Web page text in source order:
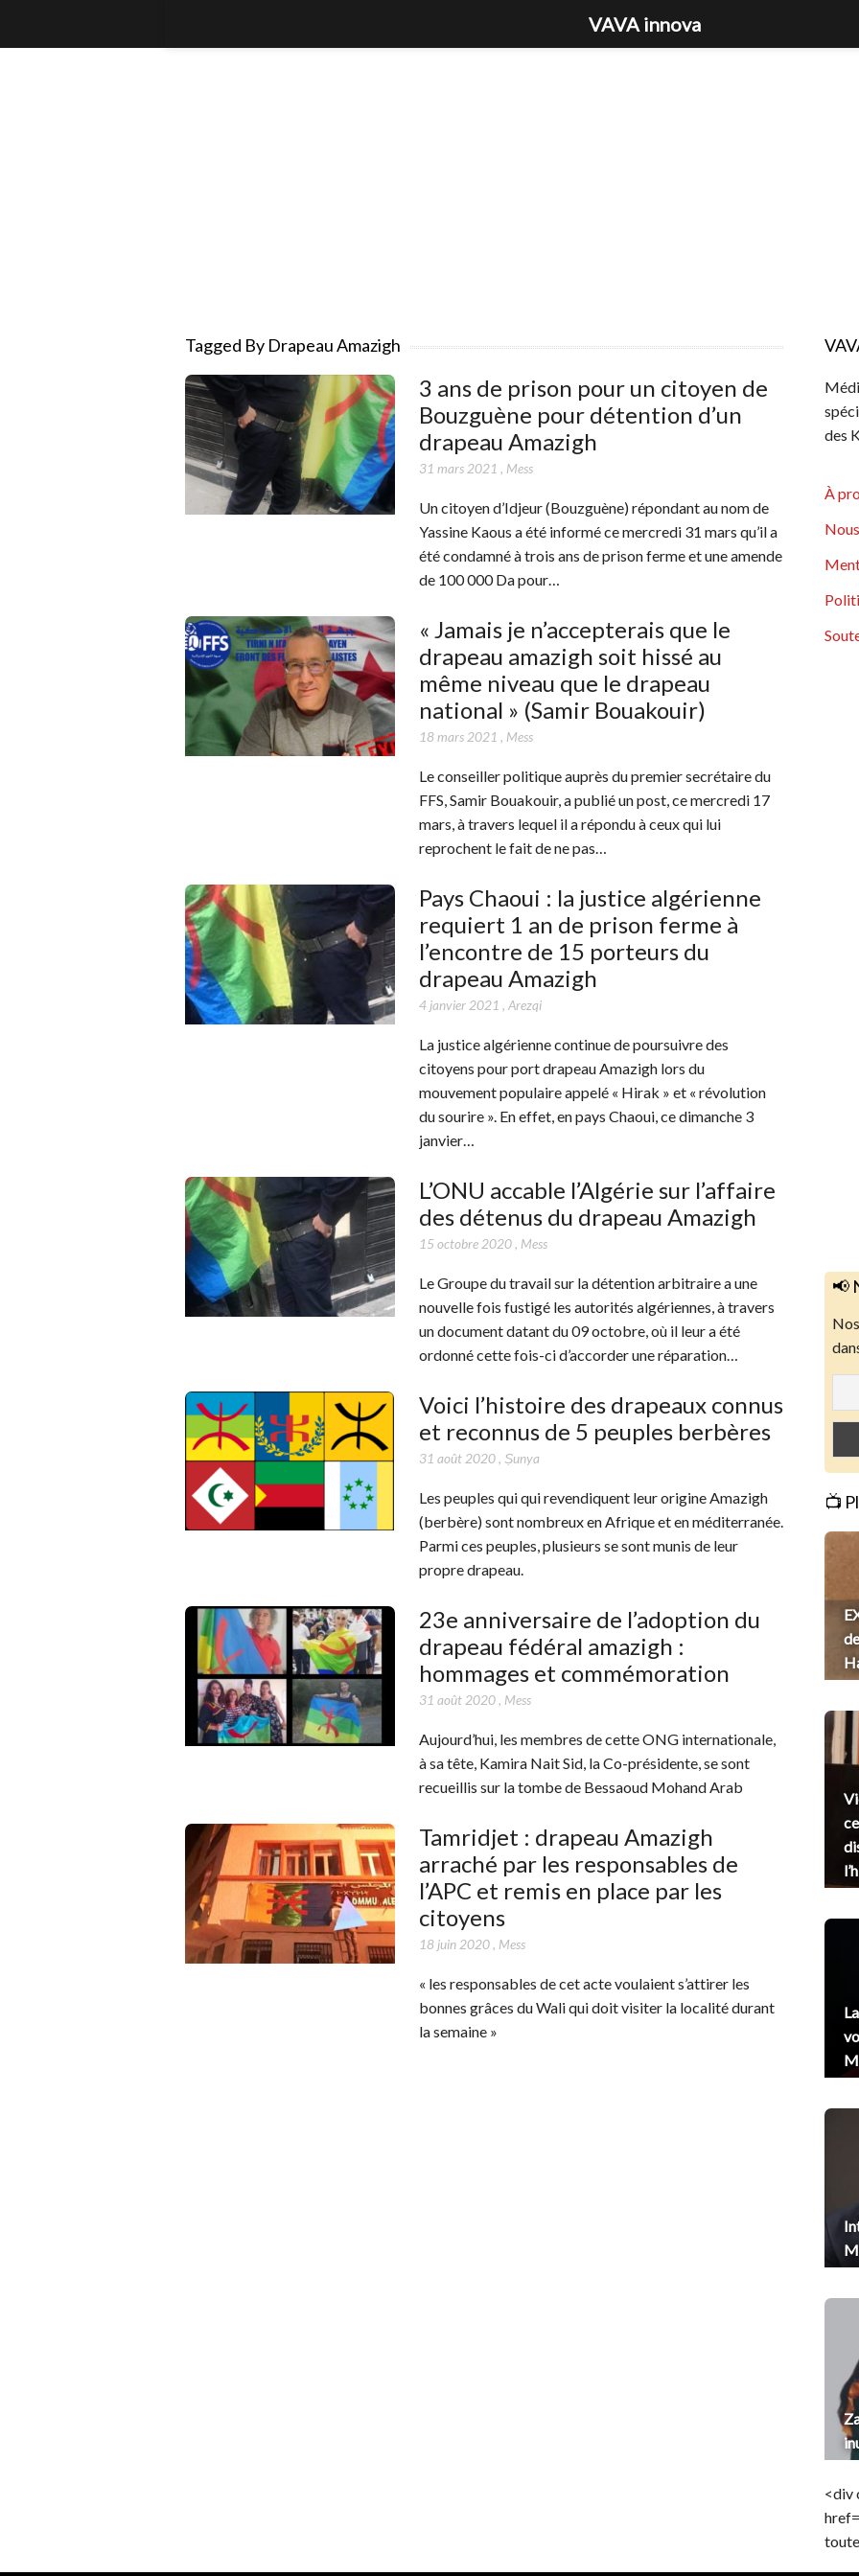
Tagged By Drapeau Amazigh
3 ans de prison pour un citoyen de
Bouzguène pour détention d’un
drapeau Amazigh
31 mars 2021 , Mess
Un citoyen d’Idjeur (Bouzguène) répondant au nom de
Yassine Kaous a été informé ce mercredi 31 mars qu’il a
été condamné à trois ans de prison ferme et une amende
de 100 000 Da pour…
« Jamais je n’accepterais que le
drapeau amazigh soit hissé au
même niveau que le drapeau
national » (Samir Bouakouir)
18 mars 2021 , Mess
Le conseiller politique auprès du premier secrétaire du
FFS, Samir Bouakouir, a publié un post, ce mercredi 17
mars, à travers lequel il a répondu à ceux qui lui
reprochent le fait de ne pas…
Pays Chaoui : la justice algérienne
requiert 1 an de prison ferme à
l’encontre de 15 porteurs du
drapeau Amazigh
4 janvier 2021 , Arezqi
La justice algérienne continue de poursuivre des
citoyens pour port drapeau Amazigh lors du
mouvement populaire appelé « Hirak » et « révolution
du sourire ». En effet, en pays Chaoui, ce dimanche 3
janvier…
L’ONU accable l’Algérie sur l’affaire
des détenus du drapeau Amazigh
15 octobre 2020, Mess
Le Groupe du travail sur la détention arbitraire a une
nouvelle fois fustigé les autorités algériennes, à travers
un document datant du 09 octobre, où il leur a été
ordonné cette fois-ci d’accorder une réparation…
Voici l’histoire des drapeaux connus
et reconnus de 5 peuples berbères
31 août 2020, Ṣunya
Les peuples qui qui revendiquent leur origine Amazigh
(berbère) sont nombreux en Afrique et en méditerranée.
Parmi ces peuples, plusieurs se sont munis de leur
propre drapeau.
23e anniversaire de l’adoption du
drapeau fédéral amazigh :
hommages et commémoration
31 août 2020, Mess
Aujourd’hui, les membres de cette ONG internationale,
à sa tête, Kamira Nait Sid, la Co-présidente, se sont
recueillis sur la tombe de Bessaoud Mohand Arab
Tamridjet : drapeau Amazigh
arraché par les responsables de
l’APC et remis en place par les
citoyens
18 juin 2020, Mess
« les responsables de cet acte voulaient s’attirer les
bonnes grâces du Wali qui doit visiter la localité durant
la semaine »
des
À
📢
📺
<div
VAVA innova